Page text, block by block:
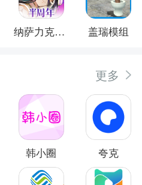
纳萨力克之王 盖瑞模组
更多
韩小圈 夸克